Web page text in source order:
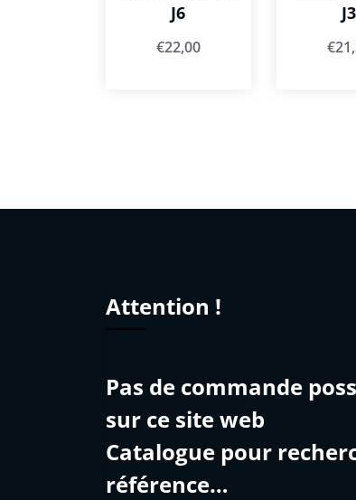
J6
€22,00
J3
€
Attention !
Pas de commande
sur ce site web
Catalogue pour
référence…